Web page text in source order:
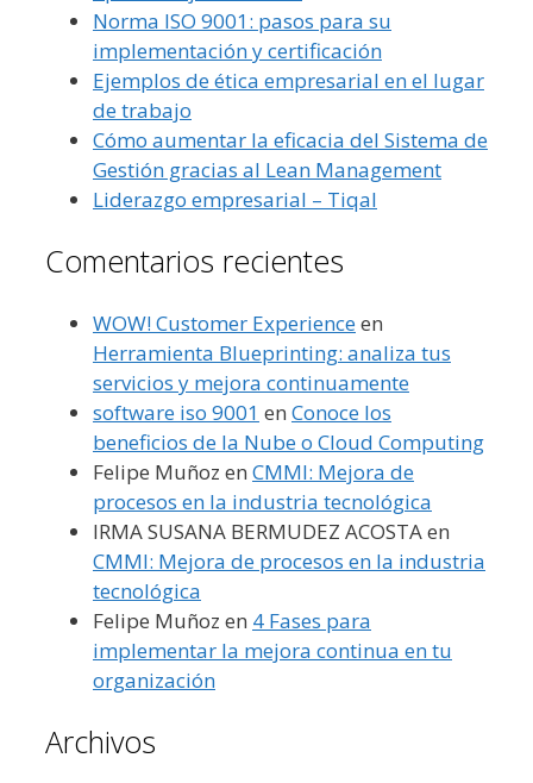
Norma ISO 9001: pasos para su
implementación y certificación
Ejemplos de ética empresarial en el lugar
de trabajo
Cómo aumentar la eficacia del Sistema de
Gestión gracias al Lean Management
Liderazgo empresarial – Tiqal
Comentarios recientes
WOW! Customer Experienceen
Herramienta Blueprinting: analiza tus
servicios y mejora continuamente
software iso 9001 en Conoce los
beneficios de la Nube o Cloud Computing
Felipe Muñoz en CMMI: Mejora de
procesos en la industria tecnológica
IRMA SUSANA BERMUDEZ ACOSTAen
CMMI: Mejora de procesos en la industria
tecnológica
Felipe Muñoz en 4 Fases para
implementar la mejora continua en tu
organización
Archivos